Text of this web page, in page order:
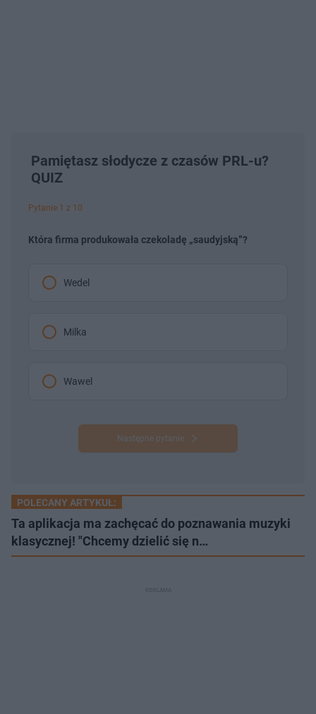
Pamiętasz słodycze z czasów PRL-u?
QUIZ
Pytanie 1 z 10
Która firma produkowała czekoladę „saudyjską”?
Wedel
Milka
Wawel
Następne pytanie
POLECANY ARTYKUŁ:
Ta aplikacja ma zachęcać do poznawania muzyki
klasycznej! "Chcemy dzielić się n…